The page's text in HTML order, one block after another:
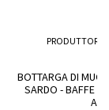
PRODUTTORE:
BOTTARGA DI
SARDO - BAFFE